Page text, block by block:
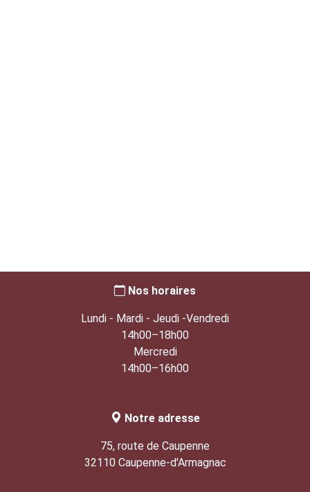
Nos horaires
Lundi - Mardi - Jeudi -Vendredi
14h00–18h00
Mercredi
14h00–16h00
Notre adresse
75, route de Caupenne
32110 Caupenne-d'Armagnac